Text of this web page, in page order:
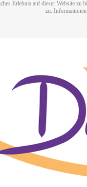
Erlebnis auf dieser Website
zu.